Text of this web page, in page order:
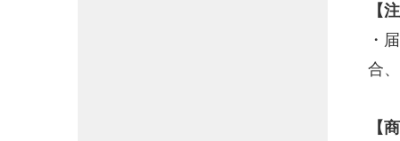
【
・
合
【